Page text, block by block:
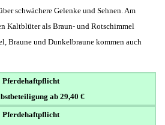
schwächere Gelenke und Sehnen. Am
Kaltblüter als Braun- und Rotschimmel
Braune und Dunkelbraune kommen auch
Pferdehaftpflicht
ab 29,40 €
Pferdehaftpflicht